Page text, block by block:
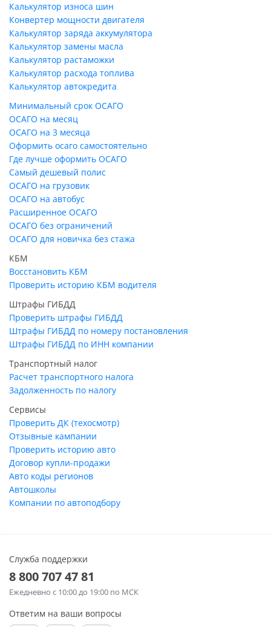
Калькулятор износа шин
Конвертер мощности двигателя
Калькулятор заряда аккумулятора
Калькулятор замены масла
Калькулятор растаможки
Калькулятор расхода топлива
Калькулятор автокредита
Минимальный срок ОСАГО
ОСАГО на месяц
ОСАГО на 3 месяца
Оформить осаго самостоятельно
Где лучше оформить ОСАГО
Самый дешевый полис
ОСАГО на грузовик
ОСАГО на автобус
Расширенное ОСАГО
ОСАГО без ограничений
ОСАГО для новичка без стажа
КБМ
Восстановить КБМ
Проверить историю КБМ водителя
Штрафы ГИБДД
Проверить штрафы ГИБДД
Штрафы ГИБДД по номеру постановления
Штрафы ГИБДД по ИНН компании
Транспортный налог
Расчет транспортного налога
Задолженность по налогу
Сервисы
Проверить ДК (техосмотр)
Отзывные кампании
Проверить историю авто
Договор купли-продажи
Авто коды регионов
Автошколы
Компании по автоподбору
Служба поддержки
8 800 707 47 81
Ежедневно с 10:00 до 19:00 по МСК
Ответим на ваши вопросы